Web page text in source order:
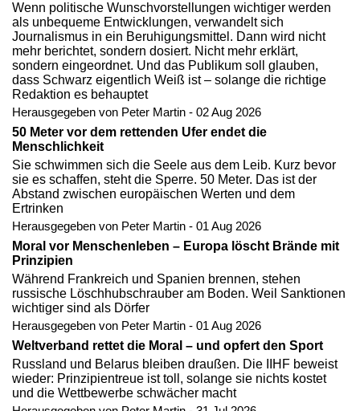
Wenn politische Wunschvorstellungen wichtiger werden
als unbequeme Entwicklungen, verwandelt sich
Journalismus in ein Beruhigungsmittel. Dann wird nicht
mehr berichtet, sondern dosiert. Nicht mehr erklärt,
sondern eingeordnet. Und das Publikum soll glauben,
dass Schwarz eigentlich Weiß ist – solange die richtige
Redaktion es behauptet
Herausgegeben von Peter Martin - 02 Aug 2026
50 Meter vor dem rettenden Ufer endet die
Menschlichkeit
Sie schwimmen sich die Seele aus dem Leib. Kurz bevor
sie es schaffen, steht die Sperre. 50 Meter. Das ist der
Abstand zwischen europäischen Werten und dem
Ertrinken
Herausgegeben von Peter Martin - 01 Aug 2026
Moral vor Menschenleben – Europa löscht Brände mit
Prinzipien
Während Frankreich und Spanien brennen, stehen
russische Löschhubschrauber am Boden. Weil Sanktionen
wichtiger sind als Dörfer
Herausgegeben von Peter Martin - 01 Aug 2026
Weltverband rettet die Moral – und opfert den Sport
Russland und Belarus bleiben draußen. Die IIHF beweist
wieder: Prinzipientreue ist toll, solange sie nichts kostet
und die Wettbewerbe schwächer macht